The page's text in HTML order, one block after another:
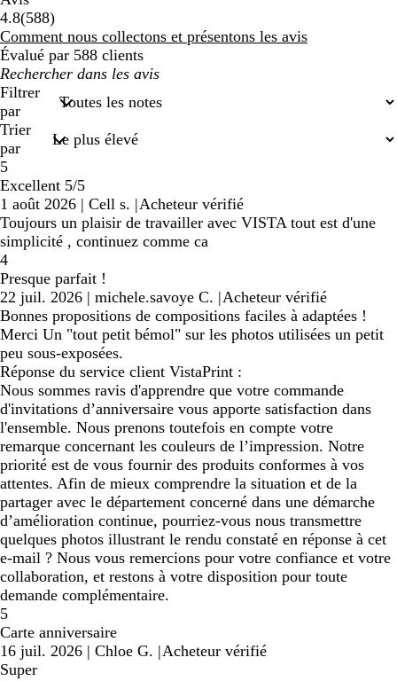
4.8(588588
avis
)
Comment nous collectons et présentons les avis
Évalué par 588 clients
Mes
recherches
saisies
Filtrer
par
Trier
par
5
Excellent 5/5
1 août 2026 | Cell s. |Acheteur vérifié
Toujours un plaisir de travailler avec VISTA tout est d'une
simplicité , continuez comme ca
4
Presque parfait !
22 juil. 2026 | michele.savoye C. |Acheteur vérifié
Bonnes propositions de compositions faciles à adaptées !
Merci Un "tout petit bémol" sur les photos utilisées un petit
peu sous-exposées.
Réponse du service client VistaPrint :
Nous sommes ravis d'apprendre que votre commande
d'invitations d’anniversaire vous apporte satisfaction dans
l'ensemble. Nous prenons toutefois en compte votre
remarque concernant les couleurs de l’impression. Notre
priorité est de vous fournir des produits conformes à vos
attentes. Afin de mieux comprendre la situation et de la
partager avec le département concerné dans une démarche
d’amélioration continue, pourriez-vous nous transmettre
quelques photos illustrant le rendu constaté en réponse à cet
e-mail ? Nous vous remercions pour votre confiance et votre
collaboration, et restons à votre disposition pour toute
demande complémentaire.
5
Carte anniversaire
16 juil. 2026 | Chloe G. |Acheteur vérifié
Super